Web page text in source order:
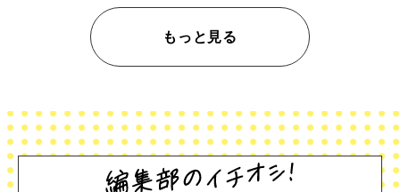
もっと見る